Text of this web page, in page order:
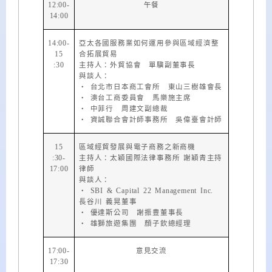
12:00-
14:00
午餐
14:00-
15
:30
亞太各國服務業如何運用參與區域經濟整
合拓展貿易
主持人：外貿協會 單驥副董事長
與談人：
・ 台北市日本商工會所 東山三樹雄會長
・ 澳台工商委員會 馬樂施主席
・ 中菲行 周建文副總裁
・ 資誠聯合會計師事務所 吳偉臺會計師
15
:30-
17:00
區域經貿發展與電子商務之新商機
主持人：太穎國際法律事務所 謝穎青主持
律師
與談人：
・ SBI & Capital 22 Management Inc.
長谷川 義晃董事
・ 優達斯公司 謝振豊董事長
・ 雄獅旅遊集團 顏子欽總經理
17:00-
17:30
意見交流